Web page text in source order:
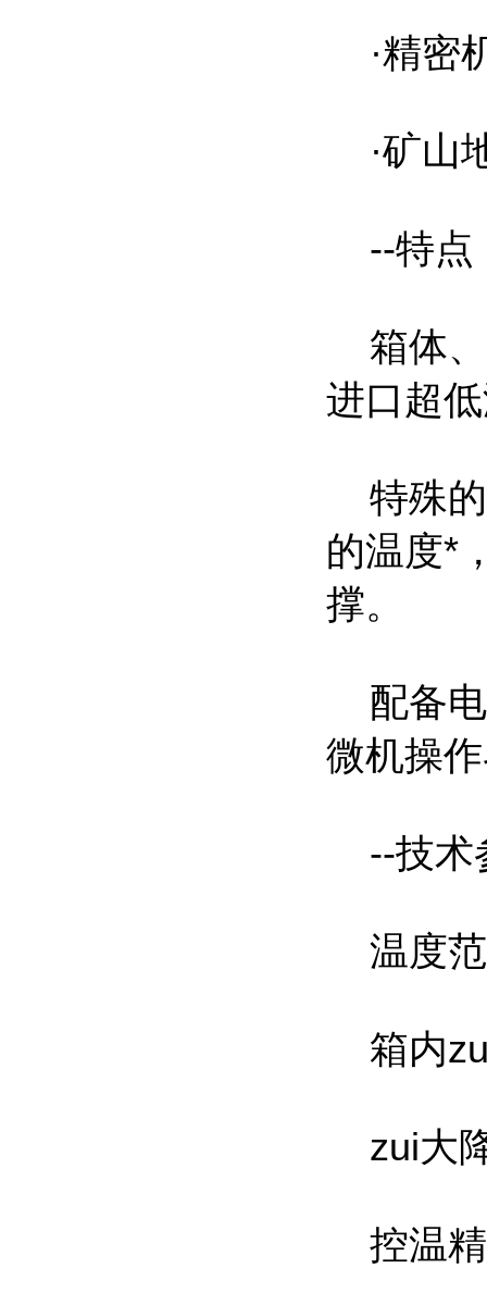
·精密
·矿山
--特点
箱体、
进口超
特殊的
的温度*
撑。
配备电
微机操
--技术
温度范
箱内
zui大
控温